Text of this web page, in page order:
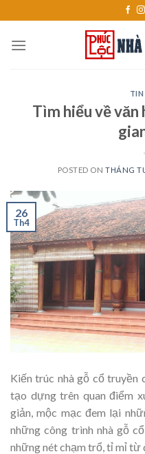
content
TIN
Tìm hiểu về văn
POSTED ONTHÁNG
26
Th4
Kiến trúc nhà gỗ cổ
tạo dựng trên quan điểm
giản, mộc mạc đem lại
những công trình nhà gỗ
những nét chạm trổ, tỉ mỉ từ